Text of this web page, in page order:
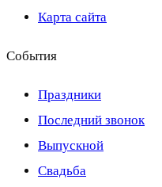
Карта сайта
События
Праздники
Последний звонок
Выпускной
Свадьба